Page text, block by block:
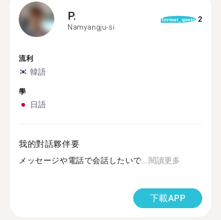
P.
Namyangju-si
format_quote 2
流利
韓語
學
日語
我的對話夥伴要
メッセージや電話で会話したいで...閱讀更多
下載APP